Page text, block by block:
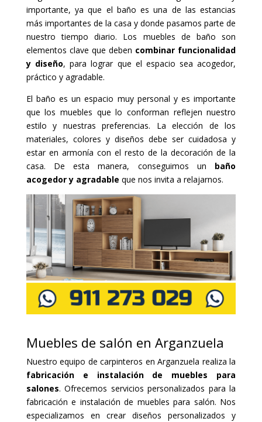
importante, ya que el baño es una de las estancias
más importantes de la casa y donde pasamos parte de
nuestro tiempo diario. Los muebles de baño son
elementos clave que deben combinar funcionalidad
y diseño, para lograr que el espacio sea acogedor,
práctico y agradable.
El baño es un espacio muy personal y es importante
que los muebles que lo conforman reflejen nuestro
estilo y nuestras preferencias. La elección de los
materiales, colores y diseños debe ser cuidadosa y
estar en armonía con el resto de la decoración de la
casa. De esta manera, conseguimos un baño
acogedor y agradable que nos invita a relajarnos.
Muebles de salón en Arganzuela
Nuestro equipo de carpinteros en Arganzuela realiza la
fabricación e instalación de muebles para
salones. Ofrecemos servicios personalizados para la
fabricación e instalación de muebles para salón. Nos
especializamos en crear diseños personalizados y